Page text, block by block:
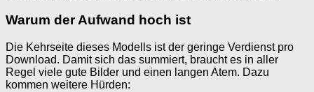
Warum der Aufwand hoch ist
Die Kehrseite dieses Modells ist der geringe Verdienst pro
Download. Damit sich das summiert, braucht es in aller
Regel viele gute Bilder und einen langen Atem. Dazu
kommen weitere Hürden: